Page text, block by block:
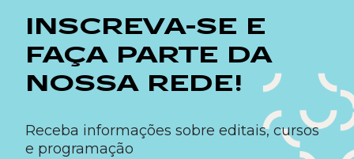
INSCREVA-SE E
FAÇA PARTE DA
NOSSA REDE!
Receba informações sobre editais, cursos
e programação